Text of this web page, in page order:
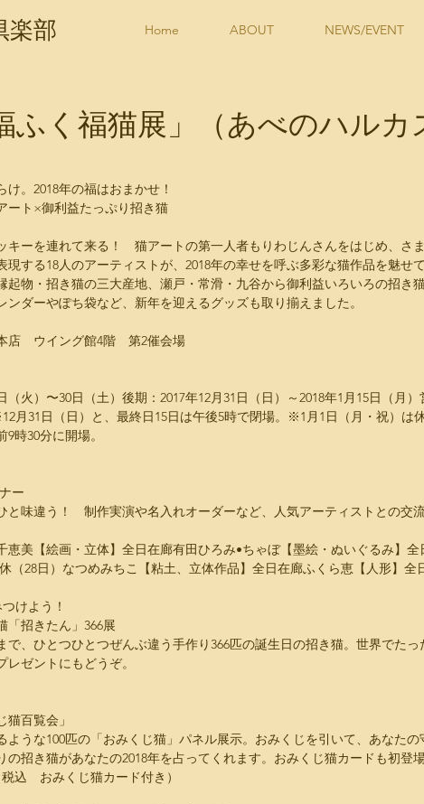
楽部 Home ABOUT NEWS/EVENT
ふく福猫展」（あべのハルカ
。2018年の福はおまかせ！
ート×御利益たっぷり招き猫
ーを連れて来る！　猫アートの第一人者もりわじんさんをはじめ、さ
現する18人のアーティストが、2018年の幸せを呼ぶ多彩な猫作品を魅せ
起物・招き猫の三大産地、瀬戸・常滑・九谷から御利益いろいろの招き
ンダーやぽち袋など、新年を迎えるグッズも取り揃えました。
店　ウイング館4階　第2催会場
（火）〜30日（土）後期：2017年12月31日（日）～2018年1月15日（月）
月31日（日）と、最終日15日は午後5時で閉場。※1月1日（月・祝）は休
時30分に開場。
ー
と味違う！　制作実演や名入れオーダーなど、人気アーティストとの交
恵美【絵画・立体】全日在廊有田ひろみ•ちゃぼ【墨絵・ぬいぐるみ】全
（28日）なつめみちこ【粘土、立体作品】全日在廊ふくら恵【人形】全
けよう！
「招きたん」366展
で、ひとつひとつぜんぶ違う手作り366匹の誕生日の招き猫。世界でたっ
ゼントにもどうぞ。
猫百覧会」
ような100匹の「おみくじ猫」パネル展示。おみくじを引いて、あなたの
の招き猫があなたの2018年を占ってくれます。おみくじ猫カードも初登場
込　おみくじ猫カード付き）